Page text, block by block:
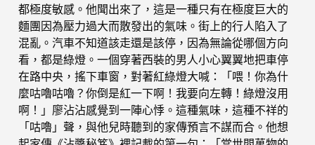
都極度敏感。他聞出來了，這是一種只有在極度巨大的
麵團因為壓力過大而散發出的氣味。街上的行人陷入了
混亂。汽車不知道該走還是該停，因為無論從哪個方向
看，都是綠燈。一個穿著西裝的男人小心翼翼地把車停
在路中央，搖下車窗，對著紅綠燈大喊：「喂！你為什
麼咕嚕咕嚕？你倒是紅一下啊！我要向左轉！綠燈沒用
啊！」廖沾沾感覺到一陣心悸。這種氣味，這種不祥的
「咕嚕」聲，與他兒時聽到的家傳預言不謀而合。他想